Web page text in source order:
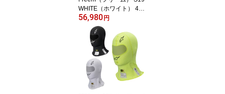
WHITE（ホワイト） 4輪
用レーシングシューズ FI
A公認8856-2018
56,980 円